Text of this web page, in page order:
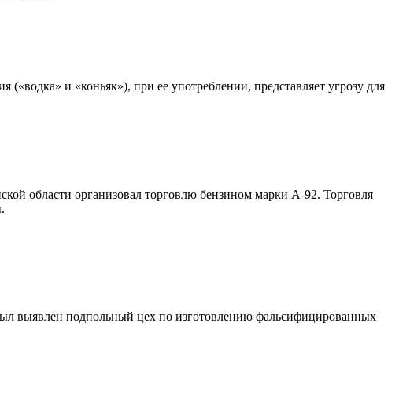
и «коньяк»), при ее употреблении, представляет угрозу для
области организовал торговлю бензином марки А-92. Торговля
выявлен подпольный цех по изготовлению фальсифицированных